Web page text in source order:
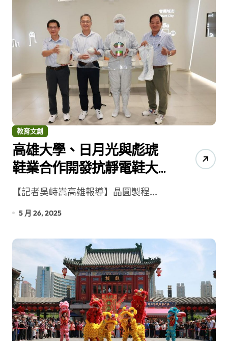
教育文創
高雄大學、日月光與彪琥
鞋業合作開發抗靜電鞋大
底 【記者吳峙嵩高雄報導】晶圓製程...
5 月 26, 2025